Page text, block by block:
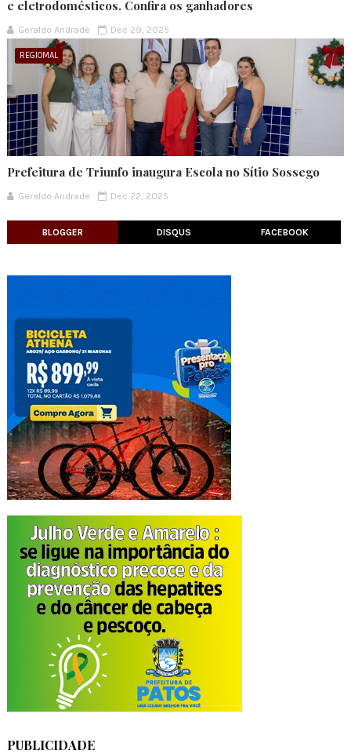
e eletrodomésticos. Confira os ganhadores
Geraldo Andrade Dec 29, 2025
REGIOMAL
Prefeitura de Triunfo inaugura Escola no Sítio Sossego
Geraldo Andrade Dec 22, 2025
BLOGGER DISQUS FACEBOOK
PUBLICIDADE